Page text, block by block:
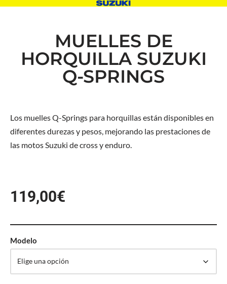
MUELLES DE
HORQUILLA SUZUKI
Q-SPRINGS
Los muelles Q-Springs para horquillas están disponibles en
diferentes durezas y pesos, mejorando las prestaciones de
las motos Suzuki de cross y enduro.
119,00€
Modelo